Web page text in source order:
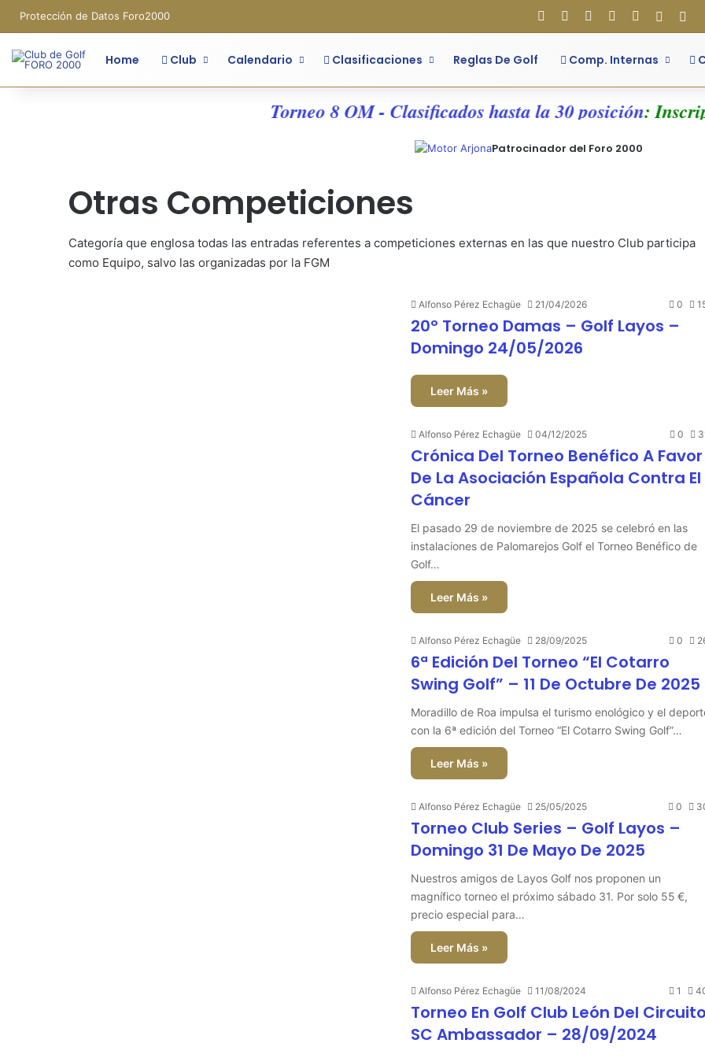
Protección de Datos Foro2000 Facebook Flickr YouTubeInstagram
Acceso
Home Club Calendario Clasificaciones Reglas De Golf Comp. Internas
Torneo 8 OM - Clasificados hasta la 30 posición:
Patrocinador del Foro 2000
Otras Competiciones
Categoría que englosa todas las entradas referentes a competiciones externas en las que nuestro Club participa
como Equipo, salvo las organizadas por la FGM
Alfonso Pérez Echagüe 21/04/2026 0
20º Torneo Damas – Golf Layos –
Domingo 24/05/2026
Leer Más »
Alfonso Pérez Echagüe 04/12/2025 0
Crónica Del Torneo Benéfico A Favor
De La Asociación Española Contra El
Cáncer
El pasado 29 de noviembre de 2025 se celebró en las
instalaciones de Palomarejos Golf el Torneo Benéfico de
Golf…
Leer Más »
Alfonso Pérez Echagüe 28/09/2025 0
6ª Edición Del Torneo “El Cotarro
Swing Golf” – 11 De Octubre De 2025
Moradillo de Roa impulsa el turismo enológico y el
con la 6ª edición del Torneo “El Cotarro Swing Golf”…
Leer Más »
Alfonso Pérez Echagüe 25/05/2025 0
Torneo Club Series – Golf Layos –
Domingo 31 De Mayo De 2025
Nuestros amigos de Layos Golf nos proponen un
magnífico torneo el próximo sábado 31. Por solo 55 €,
precio especial para…
Leer Más »
Alfonso Pérez Echagüe 11/08/2024 1
Torneo En Golf Club León Del Circuito
SC Ambassador – 28/09/2024